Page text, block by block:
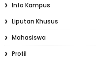
Info Kampus
Liputan Khusus
Mahasiswa
Profil